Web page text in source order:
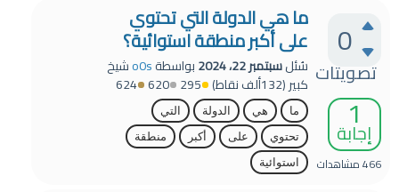
0
تصويتات
1
إجابة
466مشاهدات
ما هي الدولة التي تحتوي
على أكبر منطقة استوائية؟
سُئلسبتمبر 22، 2024 بواسطةo0sشيخ
كبير(132ألف نقاط) 295
620
624
ما هي الدولة
التي
تحتوي
على أكبر
منطقة
استوائية